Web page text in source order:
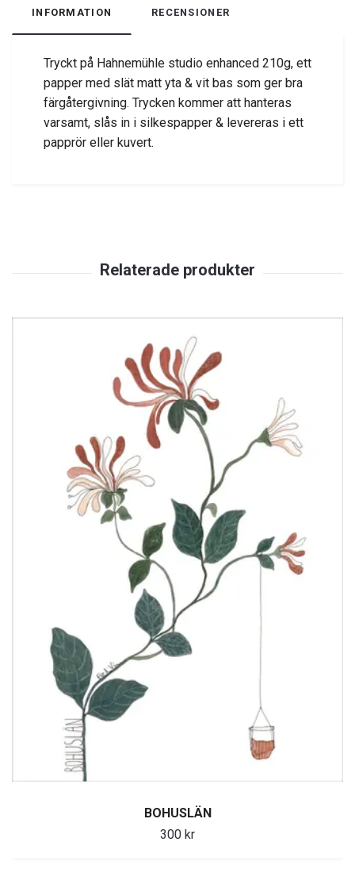
INFORMATION RECENSIONER
Tryckt på Hahnemühle studio enhanced 210g, ett
papper med slät matt yta & vit bas som ger bra
färgåtergivning. Trycken kommer att hanteras
varsamt, slås in i silkespapper & levereras i ett
papprör eller kuvert.
BOHUSLÄN
300 kr